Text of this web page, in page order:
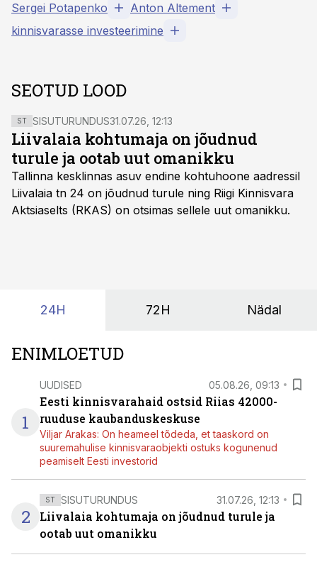
Sergei Potapenko
Anton Altement
kinnisvarasse investeerimine
SEOTUD LOOD
ST SISUTURUNDUS31.07.26, 12:13
Liivalaia kohtumaja on jõudnud
turule ja ootab uut omanikku
Tallinna kesklinnas asuv endine kohtuhoone aadressil
Liivalaia tn 24 on jõudnud turule ning Riigi Kinnisvara
Aktsiaselts (RKAS) on otsimas sellele uut omanikku.
24H 72H Nädal
ENIMLOETUD
1
UUDISED 05.08.26, 09:13
Eesti kinnisvarahaid ostsid Riias 42000-
ruuduse kaubanduskeskuse
Viljar Arakas: On heameel tõdeda, et taaskord on
suuremahulise kinnisvaraobjekti ostuks kogunenud
peamiselt Eesti investorid
2
ST SISUTURUNDUS 31.07.26, 12:13
Liivalaia kohtumaja on jõudnud turule ja
ootab uut omanikku